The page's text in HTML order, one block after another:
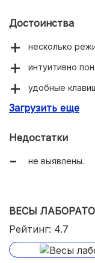
Достоинства
несколько
интуитивно
удобные
защитный
Загрузить еще
Недостатки
не выявлены.
ВЕСЫ
Рейтинг: 4.7